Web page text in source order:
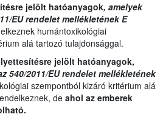
jelölt hatóanyagok, amelyek
EU rendelet mellékletének E
humántoxikológiai
alá tartozó tulajdonsággal.
jelölt hatóanyagok,
540/2011/EU rendelet mellékletének
szempontból kizáró kritérium alá
deahol az emberek